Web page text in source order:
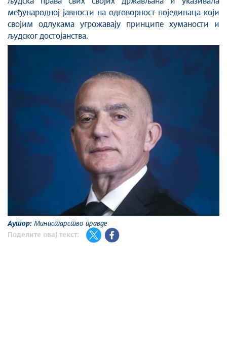
међународној јавности на одговорност појединаца који
својим одлукама угрожавају принципе хуманости и
људског достојанства.
Аутор: Министарство правде
Поделите овај текст: